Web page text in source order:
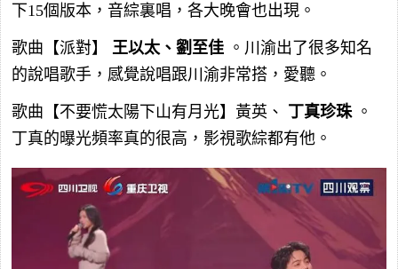
下15個版本，音綜裏唱，各大晚會也出現。
歌曲【派對】 王以太、劉至佳 。川渝出了很多知名
的說唱歌手，感覺說唱跟川渝非常搭，愛聽。
歌曲【不要慌太陽下山有月光】黃英、 丁真珍珠 。
丁真的曝光頻率真的很高，影視歌綜都有他。